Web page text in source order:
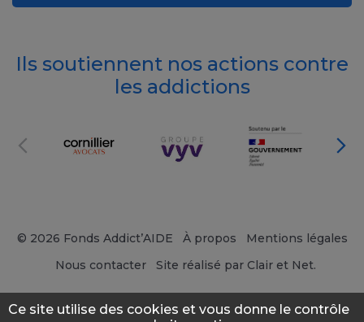
Ils soutiennent nos actions contre
les addictions
© 2026 Fonds Addict’AIDE À propos
Mentions légales
Nous contacter
Site réalisé par Clair et Net.
Ce site utilise des cookies et vous donne le contrôle